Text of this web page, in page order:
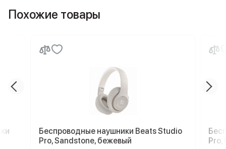
Похожие товары
Беспроводные наушники Beats Studio
Pro, Sandstone, бежевый
Pro,